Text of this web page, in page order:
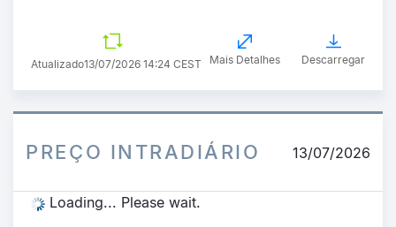
Atualizado13/07/2026 14:24 CEST Mais Detalhes Descarregar
PREÇO INTRADIÁRIO 13/07/2026
Loading... Please wait.